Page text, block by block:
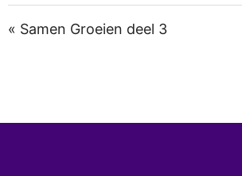
« Samen Groeien deel 3